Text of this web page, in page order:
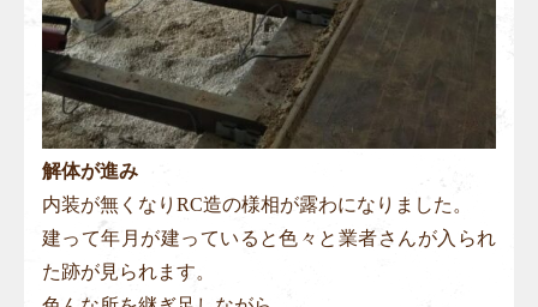
解体が進み
内装が無くなりRC造の様相が露わになりました。
建って年月が建っていると色々と業者さんが入られ
た跡が見られます。